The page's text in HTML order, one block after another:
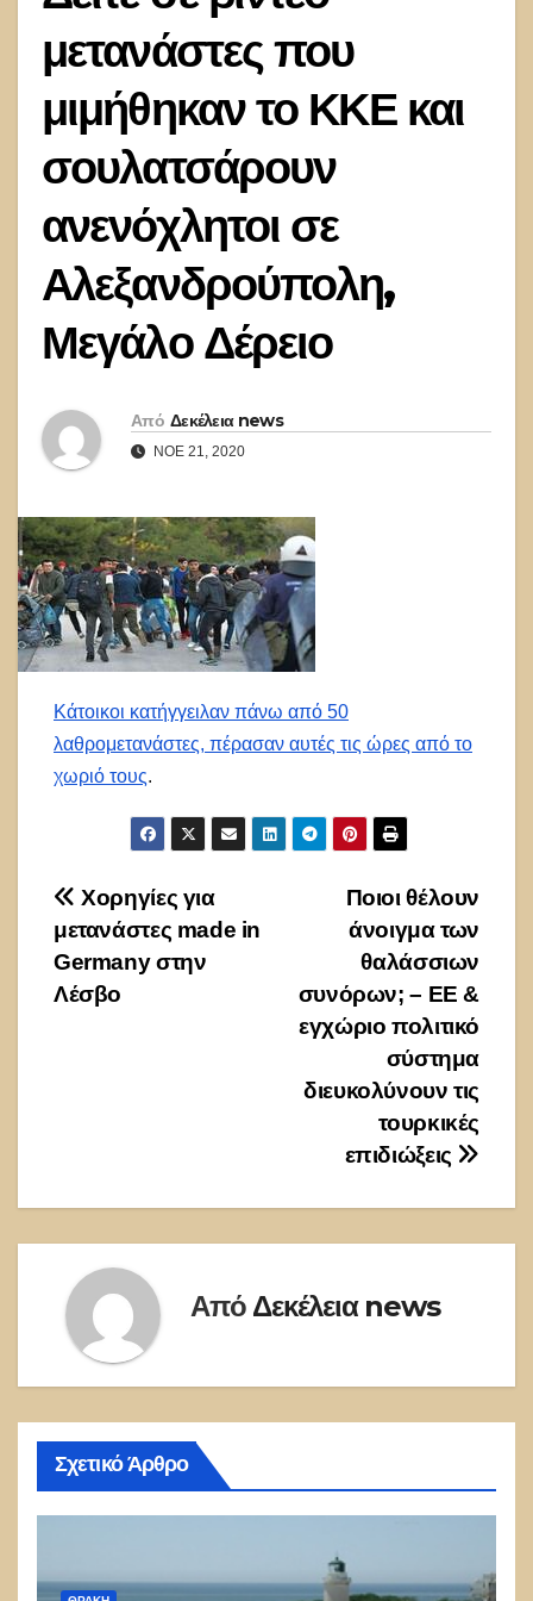
μετανάστες που
μιμήθηκαν το ΚΚΕ και
σουλατσάρουν
ανενόχλητοι σε
Αλεξανδρούπολη,
Μεγάλο Δέρειο
Από Δεκέλεια news
ΝΟΈ 21, 2020
Κάτοικοι κατήγγειλαν πάνω από 50
λαθρομετανάστες, πέρασαν αυτές τις ώρες από το
χωριό τους.
Πλοήγηση
άρθρων
Ποιοι θέλουν
άνοιγμα των
θαλάσσιων
συνόρων; – ΕΕ &
εγχώριο πολιτικό
σύστημα
διευκολύνουν τις
τουρκικές
επιδιώξεις
Χορηγίες για
μετανάστες made in
Germany στην
Λέσβο
Από Δεκέλεια news
Σχετικό Άρθρο